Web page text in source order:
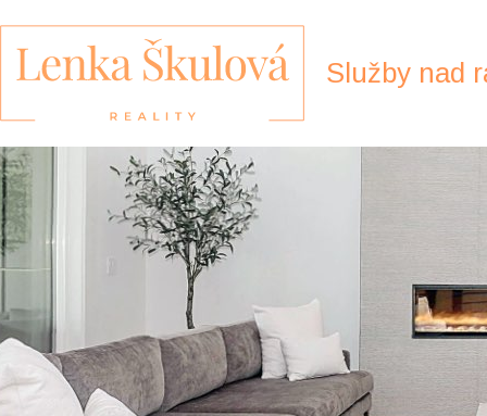
Služby nad